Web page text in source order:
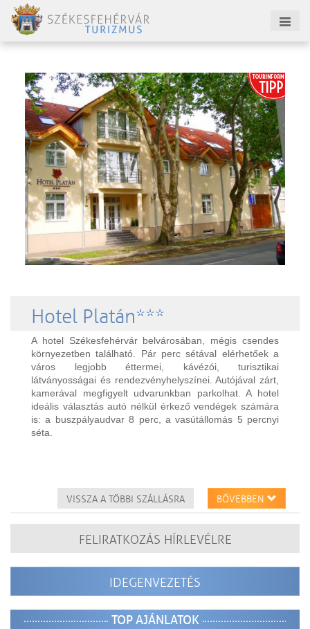
Hotel Platán***
A hotel Székesfehérvár belvárosában, mégis csendes
környezetben található. Pár perc sétával elérhetőek a
város legjobb éttermei, kávézói, turisztikai
látványosságai és rendezvényhelyszínei. Autójával zárt,
kamerával megfigyelt udvarunkban parkolhat. A hotel
ideális választás autó nélkül érkező vendégek számára
is: a buszpályaudvar 8 perc, a vasútállomás 5 percnyi
séta.
BŐVEBBEN
VISSZA A TÖBBI SZÁLLÁSRA
FELIRATKOZÁS HÍRLEVÉLRE
IDEGENVEZETÉS
TOP AJÁNLATOK